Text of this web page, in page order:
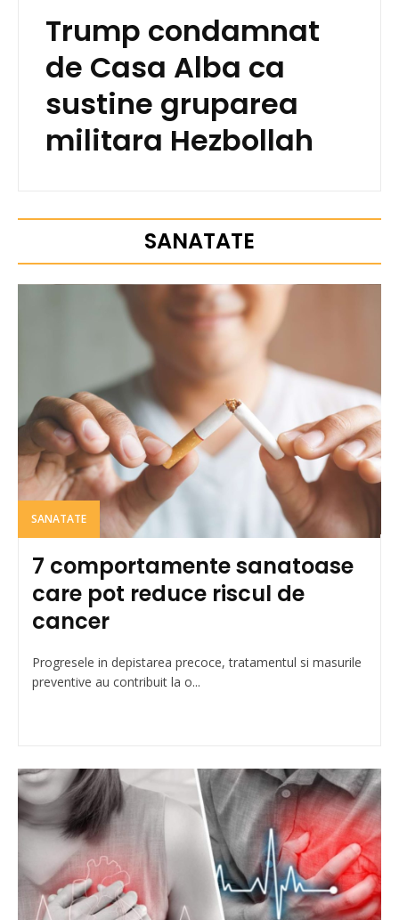
Trump condamnat
de Casa Alba ca
sustine gruparea
militara Hezbollah
SANATATE
SANATATE
7 comportamente sanatoase
care pot reduce riscul de
cancer
Progresele in depistarea precoce, tratamentul si masurile
preventive au contribuit la o...